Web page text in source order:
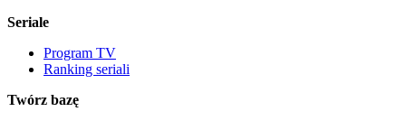
Seriale
Program TV
Ranking seriali
Twórz bazę